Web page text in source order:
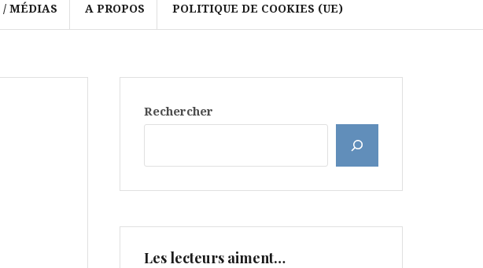
/ MÉDIAS A PROPOS POLITIQUE DE COOKIES (UE)
Rechercher
Les lecteurs aiment…